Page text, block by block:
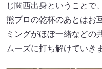
じ関西出身ということ
熊プロの乾杯のあとはお
ミングがほぼ一緒などの
ムーズに打ち解けていき